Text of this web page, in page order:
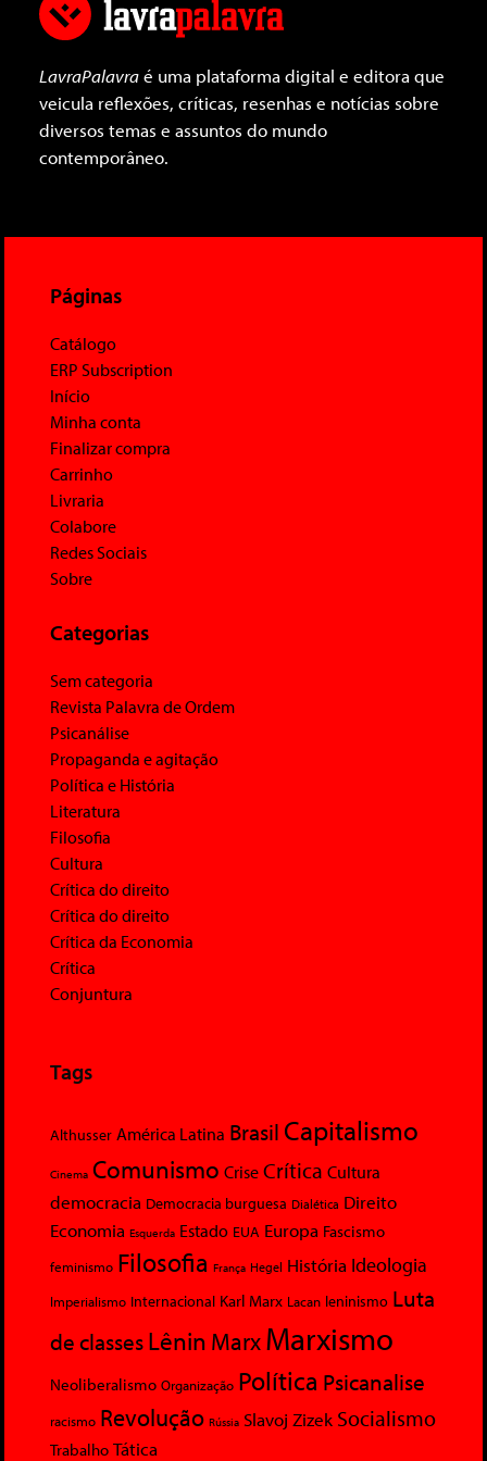
LavraPalavraé uma plataforma digital e editora que
veicula reflexões, críticas, resenhas e notícias sobre
diversos temas e assuntos do mundo
contemporâneo.
Páginas
Catálogo
ERP Subscription
Início
Minha conta
Finalizar compra
Carrinho
Livraria
Colabore
Redes Sociais
Sobre
Categorias
Sem categoria
Revista Palavra de Ordem
Psicanálise
Propaganda e agitação
Política e História
Literatura
Filosofia
Cultura
Crítica do direito
Crítica do direito
Crítica da Economia
Crítica
Conjuntura
Tags
Althusser América Latina Brasil Capitalismo
Cinema Comunismo Crise Crítica Cultura
democracia Democracia burguesa Dialética Direito
Economia Esquerda Estado EUA Europa Fascismo
feminismo Filosofia França Hegel História Ideologia
Imperialismo Internacional Karl Marx Lacan leninismo Luta
de classesLênin MarxMarxismo
Neoliberalismo Organização Política Psicanalise
racismo Revolução Rússia Slavoj Zizek Socialismo
Trabalho Tática